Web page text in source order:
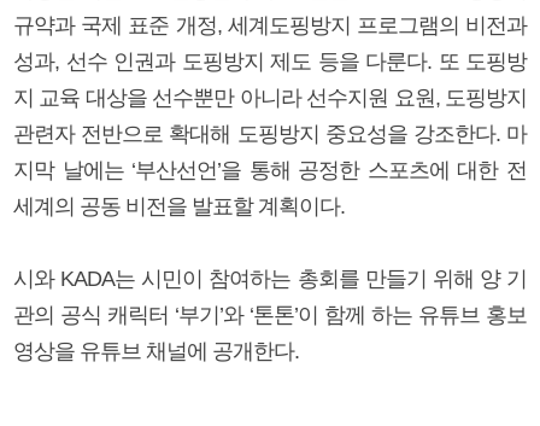
규약과 국제 표준 개정, 세계도핑방지 프로그램의 비전과
성과, 선수 인권과 도핑방지 제도 등을 다룬다. 또 도핑방
지 교육 대상을 선수뿐만 아니라 선수지원 요원, 도핑방지
관련자 전반으로 확대해 도핑방지 중요성을 강조한다. 마
지막 날에는 ‘부산선언’을 통해 공정한 스포츠에 대한 전
세계의 공동 비전을 발표할 계획이다.
시와 KADA는 시민이 참여하는 총회를 만들기 위해 양 기
관의 공식 캐릭터 ‘부기’와 ‘톤톤’이 함께 하는 유튜브 홍보
영상을 유튜브 채널에 공개한다.